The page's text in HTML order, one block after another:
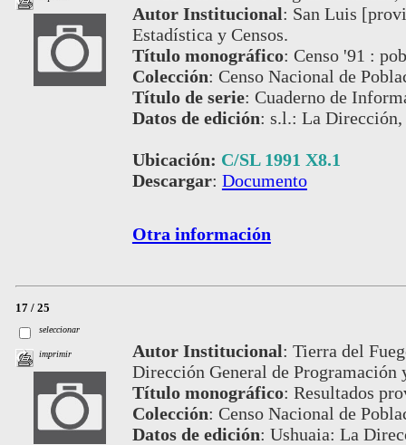
Autor Institucional: San Luis
Estadística y Censos.
Título monográfico: Censo '91 :
Colección: Censo Nacional de
Título de serie: Cuaderno de
Datos de edición: s.l.: La Dirección,
Ubicación: C/SL 1991 X8.1
Descargar: Documento
Otra información
17 / 25
seleccionar
imprimir Autor Institucional: Tierra del
Dirección General de
Título monográfico: Resultados
Colección: Censo Nacional de
Datos de edición: Ushuaia: La